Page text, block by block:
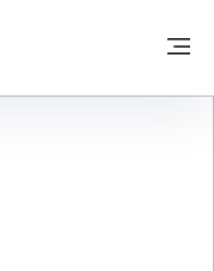
- GROUP WEBSITE